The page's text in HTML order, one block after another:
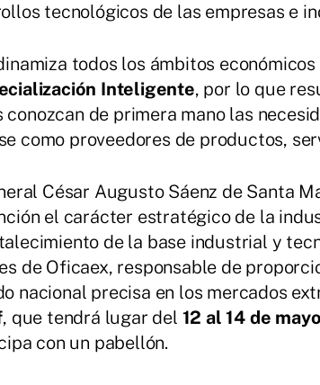
tecnológicos de las empresas e
todos los ámbitos
Inteligente, por lo que
conozcan de primera mano las
como proveedores de productos,
César Augusto Sáenz de Santa
el carácter estratégico de la
de la base industrial y
de Oficaex, responsable de
nacional precisa en los mercados
, que tendrá lugar del 12 al 14 de
con un pabellón.